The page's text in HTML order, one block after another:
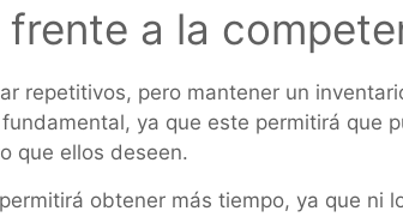
frente a la
repetitivos, pero mantener un
ya que este permitirá que
que ellos deseen.
obtener más tiempo, ya que ni